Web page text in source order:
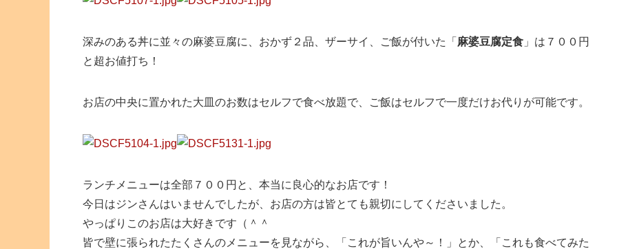
深みのある丼に並々の麻婆豆腐に、おかず２品、ザーサイ、ご飯が付いた「 麻婆豆腐定食 」は７００円
と超お値打ち！
お店の中央に置かれた大皿のお数はセルフで食べ放題で、ご飯はセルフで一度だけお代りが可能です。
ランチメニューは全部７００円と、本当に良心的なお店です！
今日はジンさんはいませんでしたが、お店の方は皆とても親切にしてくださいました。
やっぱりこのお店は大好きです（＾＾
皆で壁に張られたたくさんのメニューを見ながら、「これが旨いんや～！」とか、「これも食べてみた